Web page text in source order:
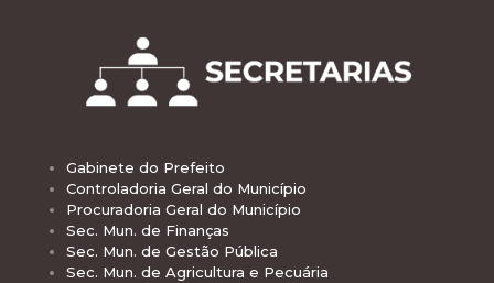
Gabinete do Prefeito
Controladoria Geral do Município
Procuradoria Geral do Município
Sec. Mun. de Finanças
Sec. Mun. de Gestão Pública
Sec. Mun. de Agricultura e Pecuária